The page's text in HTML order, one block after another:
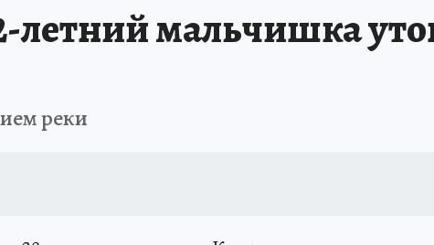
летний мальчишка
реки